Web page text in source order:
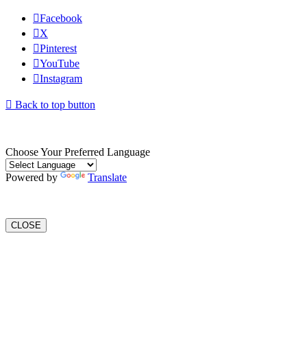
Facebook
X
Pinterest
YouTube
Instagram
Back to top button
Choose Your Preferred Language
Powered by Translate
CLOSE